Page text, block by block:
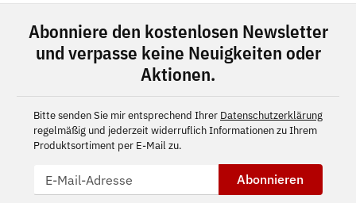
Abonniere den kostenlosen Newsletter
und verpasse keine Neuigkeiten oder
Aktionen.
Bitte senden Sie mir entsprechend Ihrer Datenschutzerklärung
regelmäßig und jederzeit widerruflich Informationen zu Ihrem
Produktsortiment per E-Mail zu.
Abonnieren